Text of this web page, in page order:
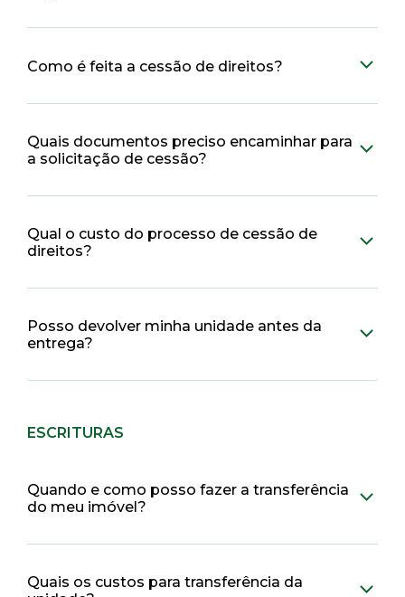
Como é feita a cessão de direitos?
Quais documentos preciso encaminhar para
a solicitação de cessão?
Qual o custo do processo de cessão de
direitos?
Posso devolver minha unidade antes da
entrega?
ESCRITURAS
Quando e como posso fazer a transferência
do meu imóvel?
Quais os custos para transferência da